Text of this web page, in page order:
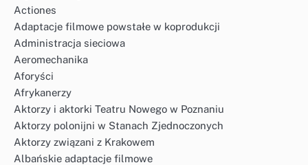
Actiones
Adaptacje filmowe powstałe w koprodukcji
Administracja sieciowa
Aeromechanika
Aforyści
Afrykanerzy
Aktorzy i aktorki Teatru Nowego w Poznaniu
Aktorzy polonijni w Stanach Zjednoczonych
Aktorzy związani z Krakowem
Albańskie adaptacje filmowe